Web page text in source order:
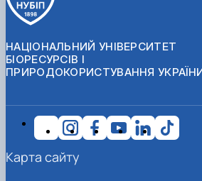
НАЦІОНАЛЬНИЙ УНІВЕРСИТЕТ
БІОРЕСУРСІВ І
ПРИРОДОКОРИСТУВАННЯ
Карта сайту